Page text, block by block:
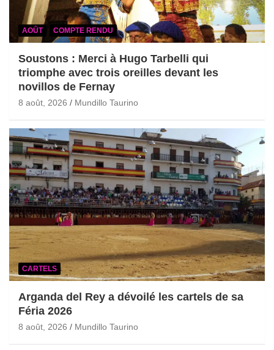
AOÛT COMPTE RENDU
Soustons : Merci à Hugo Tarbelli qui
triomphe avec trois oreilles devant les
novillos de Fernay
8 août, 2026 Mundillo Taurino
CARTELS
Arganda del Rey a dévoilé les cartels de sa
Féria 2026
8 août, 2026 Mundillo Taurino